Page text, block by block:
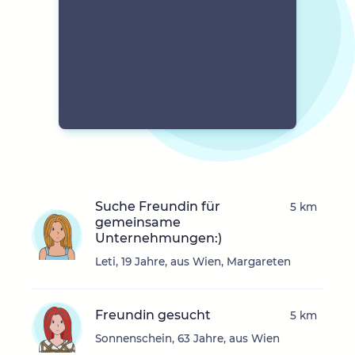
Suche Freundin für
gemeinsame
Unternehmungen:)
Leti, 19 Jahre, aus Wien, Margareten
5 km
Freundin gesucht
Sonnenschein, 63 Jahre, aus Wien
5 km